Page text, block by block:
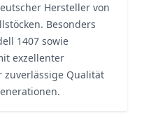
Hersteller von
Besonders
1407 sowie
exzellenter
Qualität